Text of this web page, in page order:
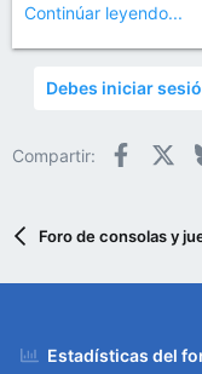
Continúar leyendo...
Debes iniciar
Compartir:
Foro de consolas y
Estadísticas del